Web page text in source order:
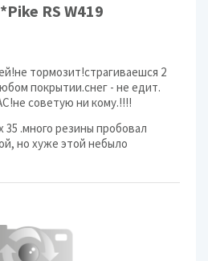
RS W419
тормозит!страгиваешся 2
покрытии.снег - не едит.
советую ни кому.!!!!
35 .много резины пробовал
но хуже этой небыло